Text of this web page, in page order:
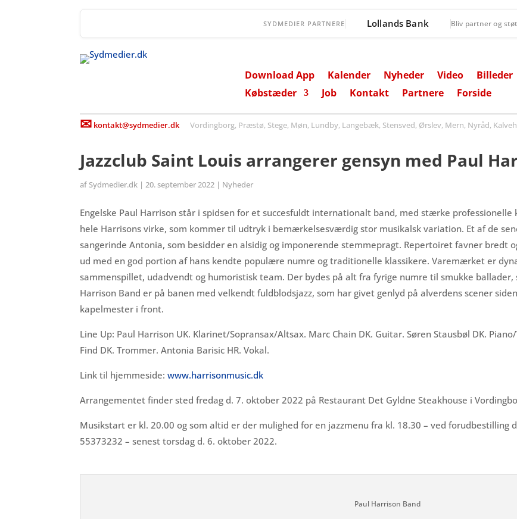
SYDMEDIER PARTNERE Lollands Bank Bliv partner og
Download App Kalender Nyheder Video Billeder
Købstæder
Job Kontakt Partnere Forside
✉ kontakt@sydmedier.dkVordingborg, Præstø, Stege, Møn, Lundby, Langebæk, Stensved, Ørslev, Mern, Nyråd,
Jazzclub Saint Louis arrangerer gensyn med Paul
af Sydmedier.dk |20. september 2022 | Nyheder
Engelske Paul Harrison står i spidsen for et succesfuldt internationalt band, med stærke
hele Harrisons virke, som kommer til udtryk i bemærkelsesværdig stor musikalsk variation. Et af de
sangerinde Antonia, som besidder en alsidig og imponerende stemmepragt. Repertoiret favner bredt
ud med en god portion af hans kendte populære numre og traditionelle klassikere. Varemærket er
sammenspillet, udadvendt og humoristisk team. Der bydes på alt fra fyrige numre til smukke
Harrison Band er på banen med velkendt fuldblodsjazz, som har givet genlyd på alverdens scener
kapelmester i front.
Line Up: Paul Harrison UK. Klarinet/Sopransax/Altsax. Marc Chain DK. Guitar. Søren Stausbøl DK.
Find DK. Trommer. Antonia Barisic HR. Vokal.
Link til hjemmeside:www.harrisonmusic.dk
Arrangementet finder sted fredag d. 7. oktober 2022 på Restaurant Det Gyldne Steakhouse i
Musikstart er kl. 20.00 og som altid er der mulighed for en jazzmenu fra kl. 18.30 – ved forudbestilling
55373232 – senest torsdag d. 6. oktober 2022.
Paul Harrison Band